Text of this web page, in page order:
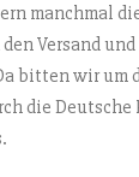
manchmal
Versand
bitten wir um
die Deutsche